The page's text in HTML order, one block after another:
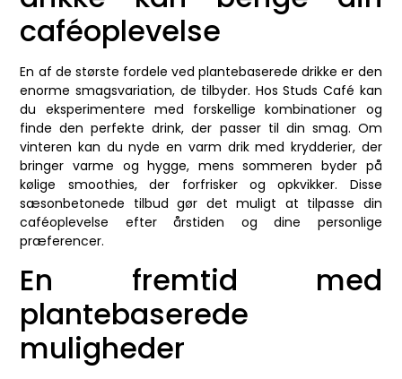
caféoplevelse
En af de største fordele ved plantebaserede drikke er den
enorme smagsvariation, de tilbyder. Hos Studs Café kan
du eksperimentere med forskellige kombinationer og
finde den perfekte drink, der passer til din smag. Om
vinteren kan du nyde en varm drik med krydderier, der
bringer varme og hygge, mens sommeren byder på
kølige smoothies, der forfrisker og opkvikker. Disse
sæsonbetonede tilbud gør det muligt at tilpasse din
caféoplevelse efter årstiden og dine personlige
præferencer.
En fremtid med
plantebaserede
muligheder